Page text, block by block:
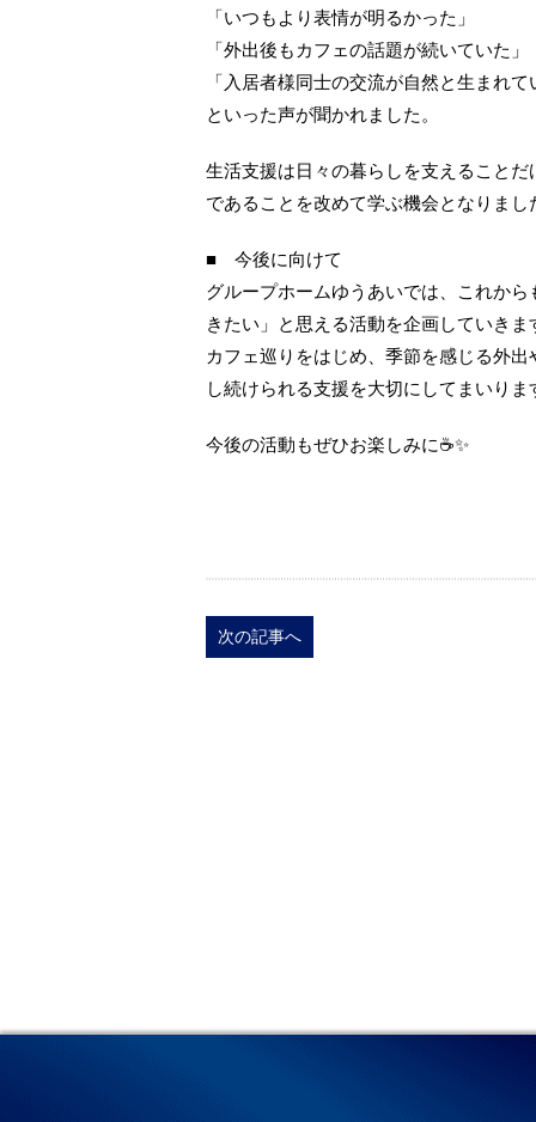
「いつもより表情が明るかった」
「外出後もカフェの話題が続いていた」
「入居者様同士の交流が自然と生まれて
といった声が聞かれました。
生活支援は日々の暮らしを支えること
であることを改めて学ぶ機会となりまし
■ 今後に向けて
グループホームゆうあいでは、これか
きたい」と思える活動を企画していきま
カフェ巡りをはじめ、季節を感じる外
し続けられる支援を大切にしてまいりま
今後の活動もぜひお楽しみに☕✨
次の記事へ